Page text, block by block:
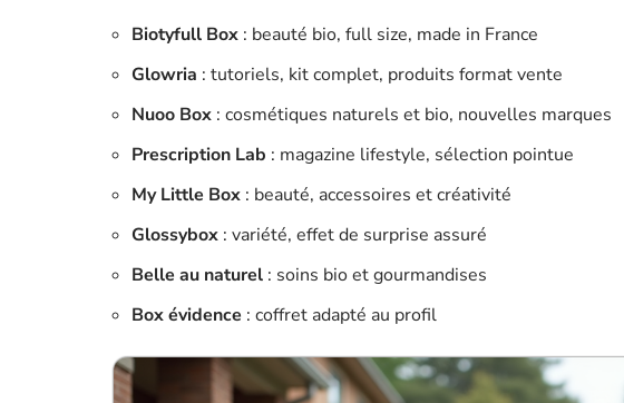
Biotyfull Box : beauté bio, full size, made in France
Glowria : tutoriels, kit complet, produits format vente
Nuoo Box : cosmétiques naturels et bio, nouvelles marques
Prescription Lab : magazine lifestyle, sélection pointue
My Little Box : beauté, accessoires et créativité
Glossybox : variété, effet de surprise assuré
Belle au naturel : soins bio et gourmandises
Box évidence : coffret adapté au profil